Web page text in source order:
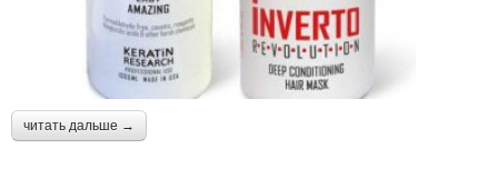
читать дальше →